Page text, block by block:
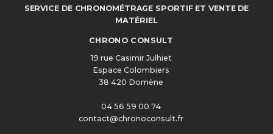
SERVICE DE CHRONOMÉTRAGE SPORTIF ET VENTE DE
MATÉRIEL
CHRONO CONSULT
19 rue Casimir Julhiet
Espace Colombiers
38 420 Domène
04 56 59 00 74
contact@chronoconsult.fr